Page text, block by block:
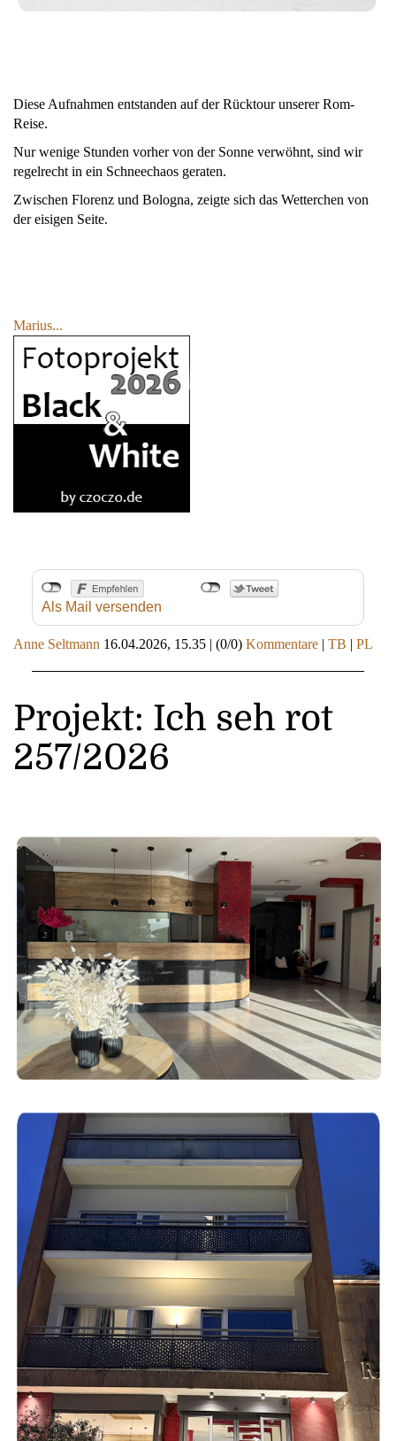
Diese Aufnahmen entstanden auf der Rücktour unserer Rom-
Reise.
Nur wenige Stunden vorher von der Sonne verwöhnt, sind wir
regelrecht in ein Schneechaos geraten.
Zwischen Florenz und Bologna, zeigte sich das Wetterchen von
der eisigen Seite.
Marius...
Als Mail versenden
Anne Seltmann 16.04.2026, 15.35 | (0/0) Kommentare | TB | PL
Projekt: Ich seh rot
257/2026